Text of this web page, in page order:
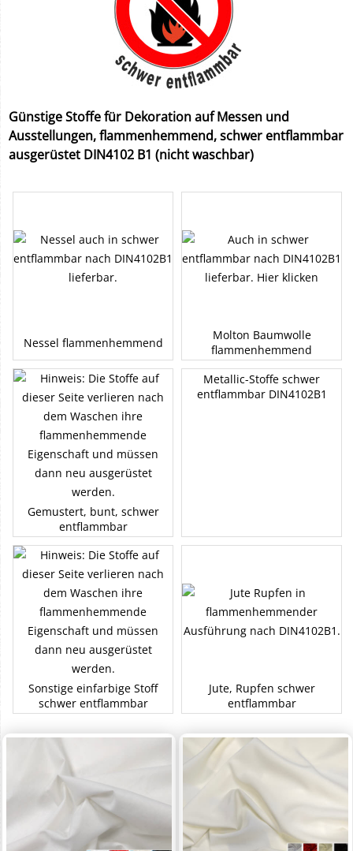
Günstige Stoffe für Dekoration auf Messen und
Ausstellungen, flammenhemmend, schwer entflammbar
ausgerüstet DIN4102 B1 (nicht waschbar)
Nessel flammenhemmend
Molton Baumwolle
flammenhemmend
Gemustert, bunt, schwer
entflammbar
Metallic-Stoffe schwer
entflammbar DIN4102B1
Sonstige einfarbige Stoff
schwer entflammbar
Jute, Rupfen schwer
entflammbar